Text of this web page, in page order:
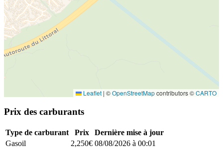
Leaflet | ©OpenStreetMapcontributors ©CARTO
Prix des carburants
Type de carburant Prix
Dernière mise à jour
Gasoil
2,250€ 08/08/2026 à 00:01